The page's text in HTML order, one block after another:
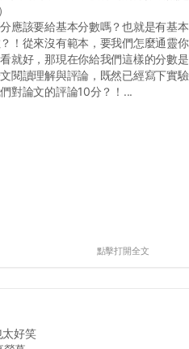
應該要給基本分數嗎？也就是有基
！從來沒有範本，要我們怎麼通靈
就好，那現在你給我們這樣的分數
閱讀理解與評論，既然已經寫下實
對論文的評論10分？！...
點擊打開全文
好笑